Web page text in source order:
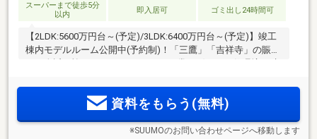
スーパーまで徒歩5分
以内
即入居可 ゴミ出し24時間可
【2LDK:5600万円台～(予定)/3LDK:6400万円台～(予定)】竣工
棟内モデルルーム公開中(予約制)！「三鷹」「吉祥寺」の賑わ
充実。「ZEH-M Oriented」基準適合。
資料をもらう(無料)
※SUUMOのお問い合わせページへ移動します